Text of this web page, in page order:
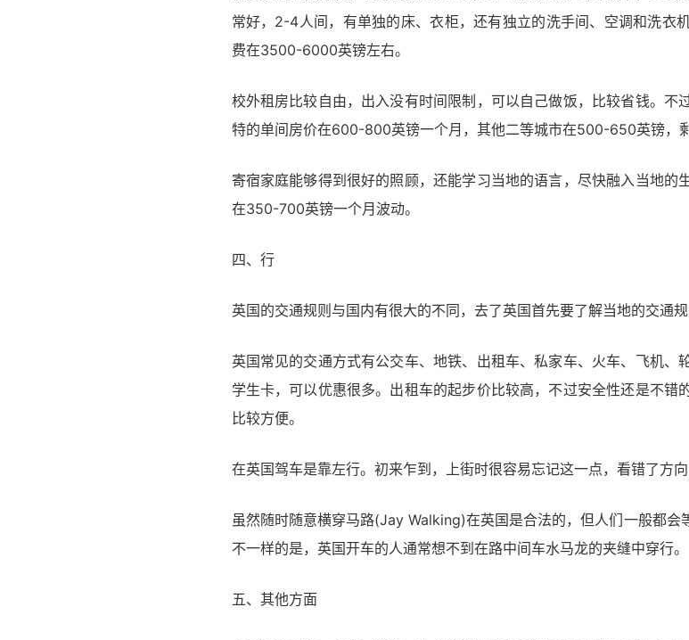
常好，2-4人间，有单独的床、衣柜，还有独立的洗手间、空调和洗衣
费在3500-6000英镑左右。
校外租房比较自由，出入没有时间限制，可以自己做饭，比较省钱。不
特的单间房价在600-800英镑一个月，其他二等城市在500-650英镑，
寄宿家庭能够得到很好的照顾，还能学习当地的语言，尽快融入当地的
在350-700英镑一个月波动。
四、行
英国的交通规则与国内有很大的不同，去了英国首先要了解当地的交通规
英国常见的交通方式有公交车、地铁、出租车、私家车、火车、飞机、
学生卡，可以优惠很多。出租车的起步价比较高，不过安全性还是不错
比较方便。
在英国驾车是靠左行。初来乍到，上街时很容易忘记这一点，看错了方
虽然随时随意横穿马路(Jay Walking)在英国是合法的，但人们一般都会
不一样的是，英国开车的人通常想不到在路中间车水马龙的夹缝中穿行。
五、其他方面